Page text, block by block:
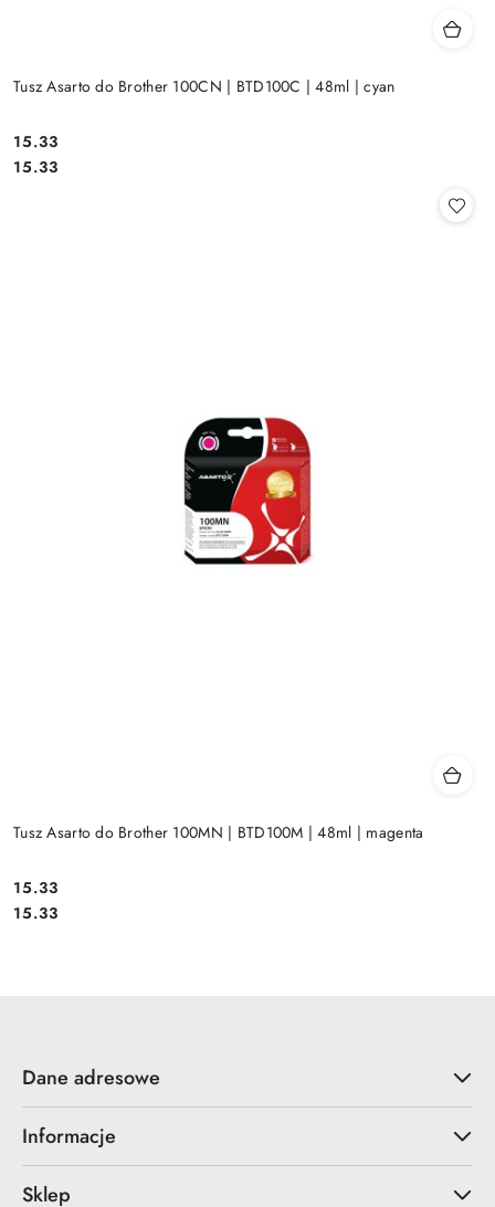
Tusz Asarto do Brother 100CN | BTD100C | 48ml | cyan
Cena:
15.33
Cena:
15.33
Tusz Asarto do Brother 100MN | BTD100M | 48ml | magenta
Cena:
15.33
Cena:
15.33
Dane adresowe
Informacje
Sklep